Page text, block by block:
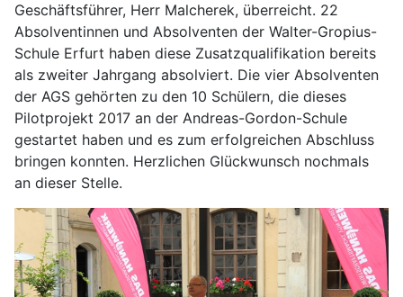
Geschäftsführer, Herr Malcherek, überreicht. 22
Absolventinnen und Absolventen der Walter-Gropius-
Schule Erfurt haben diese Zusatzqualifikation bereits
als zweiter Jahrgang absolviert. Die vier Absolventen
der AGS gehörten zu den 10 Schülern, die dieses
Pilotprojekt 2017 an der Andreas-Gordon-Schule
gestartet haben und es zum erfolgreichen Abschluss
bringen konnten. Herzlichen Glückwunsch nochmals
an dieser Stelle.